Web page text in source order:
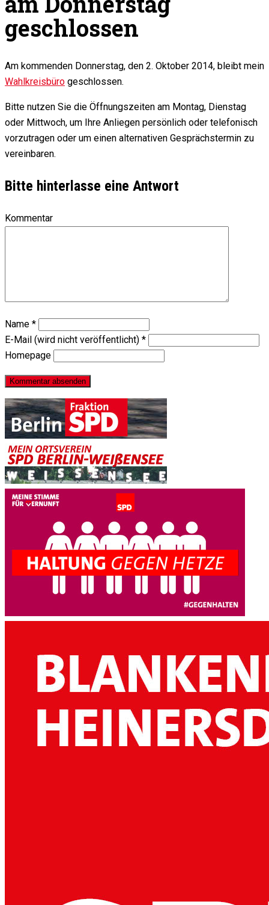
geschlossen
Am kommenden Donnerstag, den 2. Oktober 2014, bleibt mein
Wahlkreisbüro geschlossen.
Bitte nutzen Sie die Öffnungszeiten am Montag, Dienstag
oder Mittwoch, um Ihre Anliegen persönlich oder telefonisch
vorzutragen oder um einen alternativen Gesprächstermin zu
vereinbaren.
Bitte hinterlasse eine Antwort
Kommentar
Name *
E-Mail (wird nicht veröffentlicht) *
Homepage